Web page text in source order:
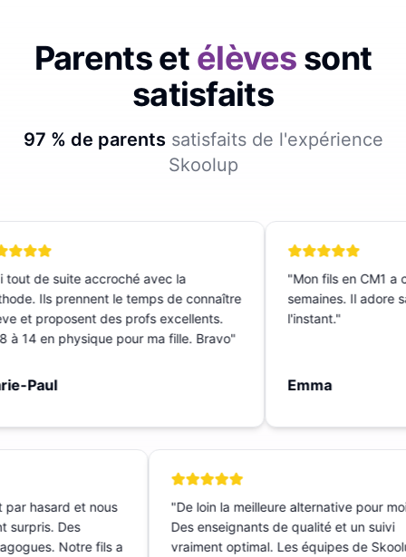
Parents et élèves sont
satisfaits
97 % de parentssatisfaits de l'expérience
Skoolup
de suite accroché avec la
Ils prennent le temps de connaître
et proposent des profs excellents.
à 14 en physique pour ma fille. Bravo"
Paul
Mon fils en CM1 a
semaines. Il adore
l'instant."
Emma
par hasard et nous
surpris. Des
Notre fils a
"De loin la meilleure alternative pour
Des enseignants de qualité et un suivi
vraiment optimal. Les équipes de